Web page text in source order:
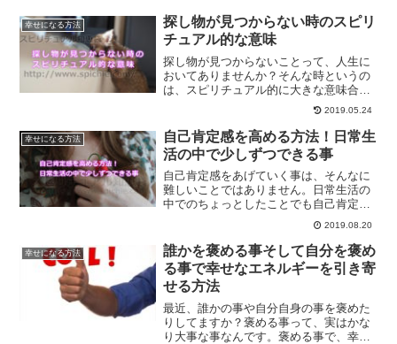
きます。
幸せになる方法
探し物が見つからない時のスピリ
チュアル的な意味
探し物が見つからないことって、人生に
おいてありませんか？そんな時というの
は、スピリチュアル的に大きな意味合い
が込められているのです。探し物が見つ
からないからといって、悲観しないでく
ださい。スピリチュアル的な意味につい
て、ご紹介します。
2019.05.24
幸せになる方法
自己肯定感を高める方法！日常生
活の中で少しずつできる事
自己肯定感をあげていく事は、そんなに
難しいことではありません。日常生活の
中でのちょっとしたことでも自己肯定感
を上げていくことはできるようになりま
2019.08.20
幸せになる方法
誰かを褒める事そして自分を褒め
る事で幸せなエネルギーを引き寄
せる方法
最近、誰かの事や自分自身の事を褒めた
りしてますか？褒める事って、実はかな
り大事な事なんです。褒める事で、幸せ